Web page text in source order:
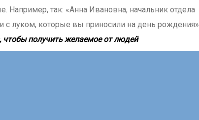
Например, так: «Анна Ивановна, начальник отдела
луком, которые вы приносили на день рождения».
чтобы получить желаемое от людей